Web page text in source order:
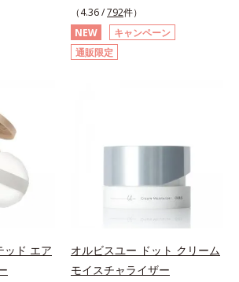
ア(*3)シリ
力感のない
」や、くす
態である
ることで大
を与えてい
そこでオル
は美容成
成分「トラ
た。さら
悩みに着目したクレンジングオイル
です。日本初・超微粒子技術(*1)
で、さっと塗り広げるだけで濃いメ
イクはもちろん毛穴悩みも取り去
に成功。毛穴よりはるかに小さい超
微粒子とオイルが肌と汚れの間に入
り込み、小さくばらけて肌表面にう
るおいベールを形成。これにより、
することを防止し、細かい毛穴汚れ
をごっそりするん！角栓溶解オイル
（4.36 /792件）
NEW
キャンペーン
通販限定
ッド エア
オルビスユー ドット クリーム
モイスチャライザー